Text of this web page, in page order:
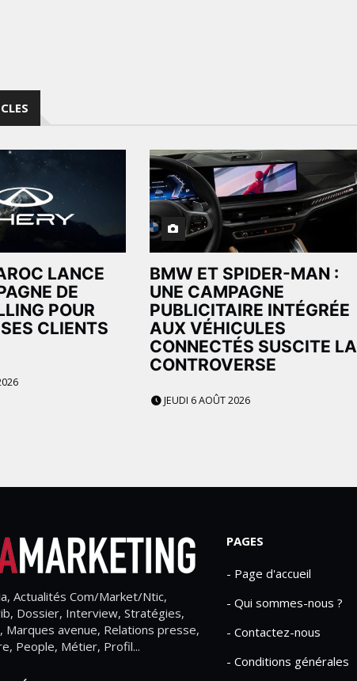
LANCE
DE
POUR
CLIENTS
BMW ET SPIDER-MAN :
UNE CAMPAGNE
PUBLICITAIRE INTÉGRÉE
AUX VÉHICULES
CONNECTÉS SUSCITE LA
CONTROVERSE
JEUDI 6 AOÛT 2026
Actualités Com/Market/Ntic,
Dossier, Interview, Stratégies,
Marques avenue, Relations presse,
People, Métier, Profil...
PAGES
- Page d'accueil
- Qui sommes-nous ?
- Contactez-nous
- Conditions générales